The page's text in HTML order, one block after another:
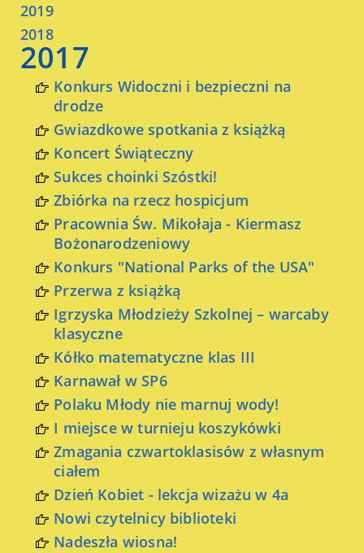
2019
2018
2017
Konkurs Widoczni i bezpieczni na
drodze
Gwiazdkowe spotkania z książką
Koncert Świąteczny
Sukces choinki Szóstki!
Zbiórka na rzecz hospicjum
Pracownia Św. Mikołaja - Kiermasz
Bożonarodzeniowy
Konkurs "National Parks of the USA"
Przerwa z książką
Igrzyska Młodzieży Szkolnej – warcaby
klasyczne
Kółko matematyczne klas III
Karnawał w SP6
Polaku Młody nie marnuj wody!
I miejsce w turnieju koszykówki
Zmagania czwartoklasisów z własnym
ciałem
Dzień Kobiet - lekcja wizażu w 4a
Nowi czytelnicy biblioteki
Nadeszła wiosna!